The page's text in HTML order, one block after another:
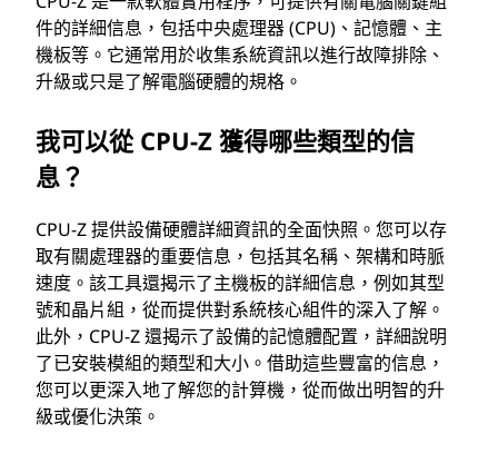
件的詳細信息，包括中央處理器 (CPU)、記憶體、主
機板等。它通常用於收集系統資訊以進行故障排除、
升級或只是了解電腦硬體的規格。
我可以從 CPU-Z 獲得哪些類型的信
息？
CPU-Z 提供設備硬體詳細資訊的全面快照。您可以存
取有關處理器的重要信息，包括其名稱、架構和時脈
速度。該工具還揭示了主機板的詳細信息，例如其型
號和晶片組，從而提供對系統核心組件的深入了解。
此外，CPU-Z 還揭示了設備的記憶體配置，詳細說明
了已安裝模組的類型和大小。借助這些豐富的信息，
您可以更深入地了解您的計算機，從而做出明智的升
級或優化決策。